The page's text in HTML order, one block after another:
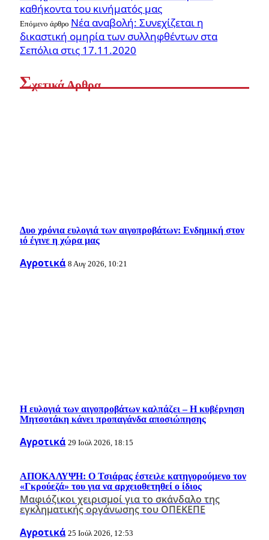
καθήκοντα του κινήματός μας
Επόμενο άρθρο Νέα αναβολή: Συνεχίζεται η
δικαστική ομηρία των συλληφθέντων στα
Σεπόλια στις 17.11.2020
Σχετικά Αρθρα
Δυο χρόνια ευλογιά των αιγοπροβάτων: Ενδημική στον
ιό έγινε η χώρα μας
Αγροτικά 8 Αυγ 2026, 10:21
Η ευλογιά των αιγοπροβάτων καλπάζει – Η κυβέρνηση
Μητσοτάκη κάνει προπαγάνδα αποσιώπησης
Αγροτικά 29 Ιούλ 2026, 18:15
ΑΠΟΚΑΛΥΨΗ: Ο Τσιάρας έστειλε κατηγορούμενο τον
«Γκρούεζά» του για να αρχειοθετηθεί ο ίδιος
Μαφιόζικοι χειρισμοί για το σκάνδαλο της
εγκληματικής οργάνωσης του ΟΠΕΚΕΠΕ
Αγροτικά 25 Ιούλ 2026, 12:53